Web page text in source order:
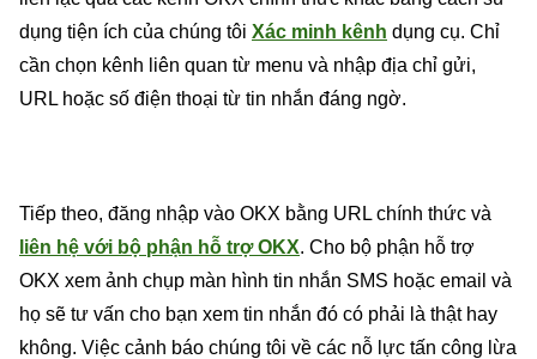
dụng tiện ích của chúng tôi Xác minh kênh dụng cụ. Chỉ
cần chọn kênh liên quan từ menu và nhập địa chỉ gửi,
URL hoặc số điện thoại từ tin nhắn đáng ngờ.
Tiếp theo, đăng nhập vào OKX bằng URL chính thức và
liên hệ với bộ phận hỗ trợ OKX. Cho bộ phận hỗ trợ
OKX xem ảnh chụp màn hình tin nhắn SMS hoặc email và
họ sẽ tư vấn cho bạn xem tin nhắn đó có phải là thật hay
không. Việc cảnh báo chúng tôi về các nỗ lực tấn công lừa